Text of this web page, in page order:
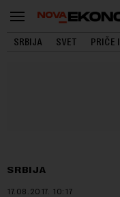
SRBIJA SVET PRIČE
SRBIJA
17.08.2017. 10:17